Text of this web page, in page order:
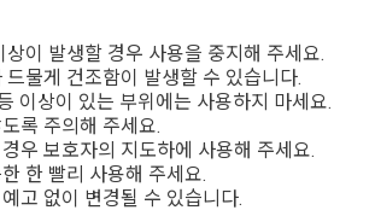
상이 발생할 경우 사용을 중지해 주세요.
드물게 건조함이 발생할 수 있습니다.
이상이 있는 부위에는 사용하지 마세요.
록 주의해 주세요.
우 보호자의 지도하에 사용해 주세요.
한 빨리 사용해 주세요.
고 없이 변경될 수 있습니다.